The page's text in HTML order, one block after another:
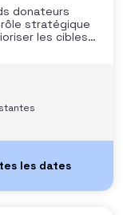
donateurs
stratégique
les cibles à